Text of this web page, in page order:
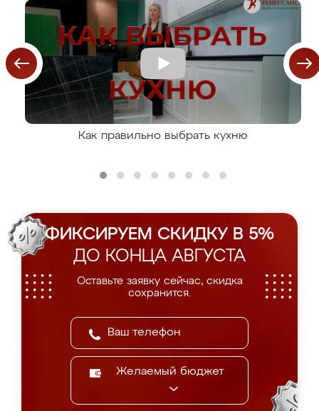
Как правильно выбрать кухню
ФИКСИРУЕМ СКИДКУ В 5%
ДО КОНЦА АВГУСТА
Оставьте заявку сейчас, скидка
сохранится.
Желаемый бюджет